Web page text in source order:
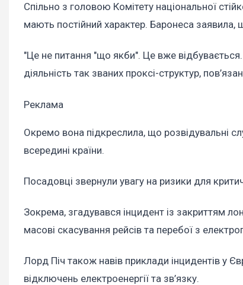
Спільно з головою Комітету національної
мають постійний характер. Баронеса
"Це не питання "що якби". Це вже
діяльність так званих проксі-структур,
Реклама
Окремо вона підкреслила, що розвідувальні
всередині країни.
Посадовці звернули увагу на ризики для
Зокрема, згадувався інцидент із закриттям
масові скасування рейсів та перебої з
Лорд Піч також навів приклади інцидентів у
відключень електроенергії та зв’язку.